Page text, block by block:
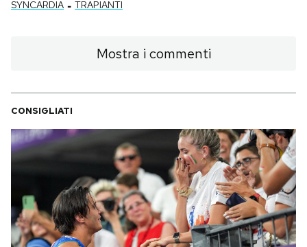
SYNCARDIA - TRAPIANTI
Mostra i commenti
CONSIGLIATI